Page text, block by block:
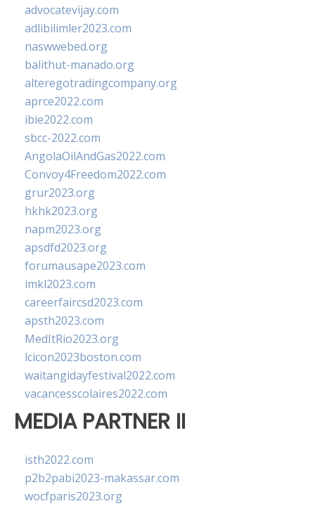
advocatevijay.com
adlibilimler2023.com
naswwebed.org
balithut-manado.org
alteregotradingcompany.org
aprce2022.com
ibie2022.com
sbcc-2022.com
AngolaOilAndGas2022.com
Convoy4Freedom2022.com
grur2023.org
hkhk2023.org
napm2023.org
apsdfd2023.org
forumausape2023.com
imkl2023.com
careerfaircsd2023.com
apsth2023.com
MedItRio2023.org
lcicon2023boston.com
waitangidayfestival2022.com
vacancesscolaires2022.com
MEDIA PARTNER II
isth2022.com
p2b2pabi2023-makassar.com
wocfparis2023.org